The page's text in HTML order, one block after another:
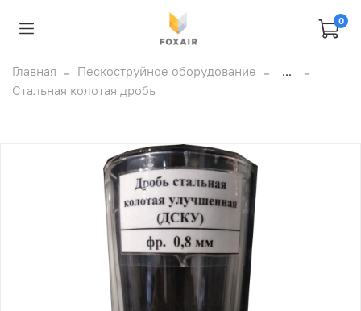
0
Главная Пескоструйное оборудование
...
Стальная колотая дробь